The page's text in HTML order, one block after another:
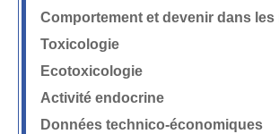
Comportement et devenir dans les
Toxicologie
Ecotoxicologie
Activité endocrine
Données technico-économiques